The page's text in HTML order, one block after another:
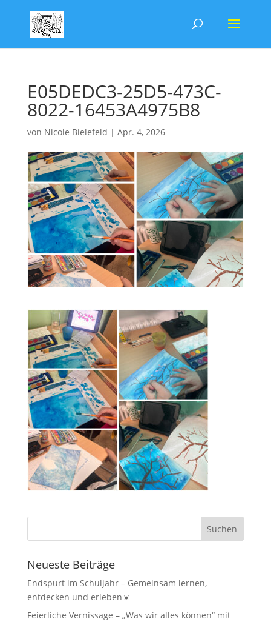
E05DEDC3-25D5-473C-
8022-16453A4975B8
von Nicole Bielefeld | Apr. 4, 2026
Neueste Beiträge
Endspurt im Schuljahr – Gemeinsam lernen,
entdecken und erleben☀️
Feierliche Vernissage – „Was wir alles können“ mit